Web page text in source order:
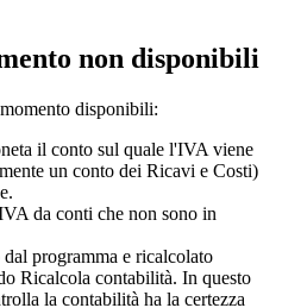
non disponibili
disponibili:
il conto sul quale l'IVA viene
un conto dei Ricavi e Costi)
da conti che non sono in
programma e ricalcolato
Ricalcola contabilità. In questo
la contabilità ha la certezza